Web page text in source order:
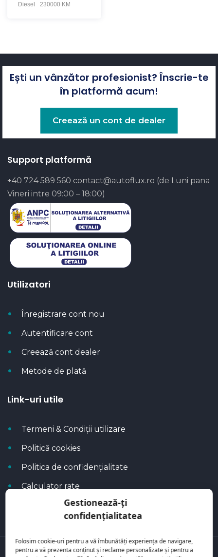
Gestionează-ți
confidențialitatea
Folosim cookie-uri pentru a vă îmbunătăți experiența de navigare,
pentru a vă prezenta conținut și reclame personalizate și pentru a
Diesel
230000 KM
Ești un vânzător profesionist? Înscrie-te
în platformă acum!
Creează un cont de dealer
Support platformă
+40 724 589 560 contact@autoflux.ro (de Luni pana
Vineri intre 09:00 – 18:00)
Utilizatori
Înregistrare cont nou
Autentificare cont
Creează cont dealer
Metode de plată
Link-uri utile
Termeni & Condiții utilizare
Politică cookies
Politica de confidențialitate
Calculator rate
Blog Autoflux
Toate mașinile se regăsesc peAutoFlux